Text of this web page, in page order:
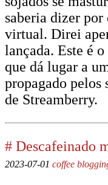
saberia dizer por
virtual. Direi
lançada. Este é
que dá lugar a
propagado pelos
de Streamberry.
# Descafeinado
2023-07-01 coffee